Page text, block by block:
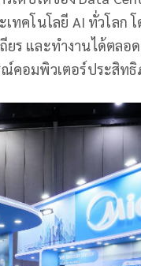
ทคโนโลยี AI ทั่วโลก
และทำงานได้ตลอด
คอมพิวเตอร์ประสิทธิ